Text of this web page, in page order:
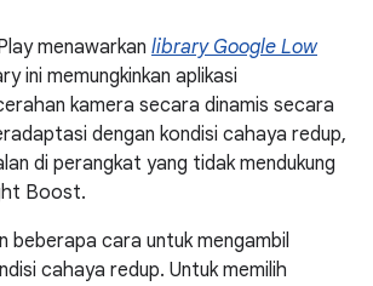
menawarkan library Google Low
ini memungkinkan aplikasi
kamera secara dinamis secara
dengan kondisi cahaya redup,
di perangkat yang tidak mendukung
Boost.
beberapa cara untuk mengambil
cahaya redup. Untuk memilih